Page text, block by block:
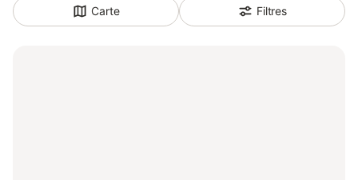
Carte Filtres